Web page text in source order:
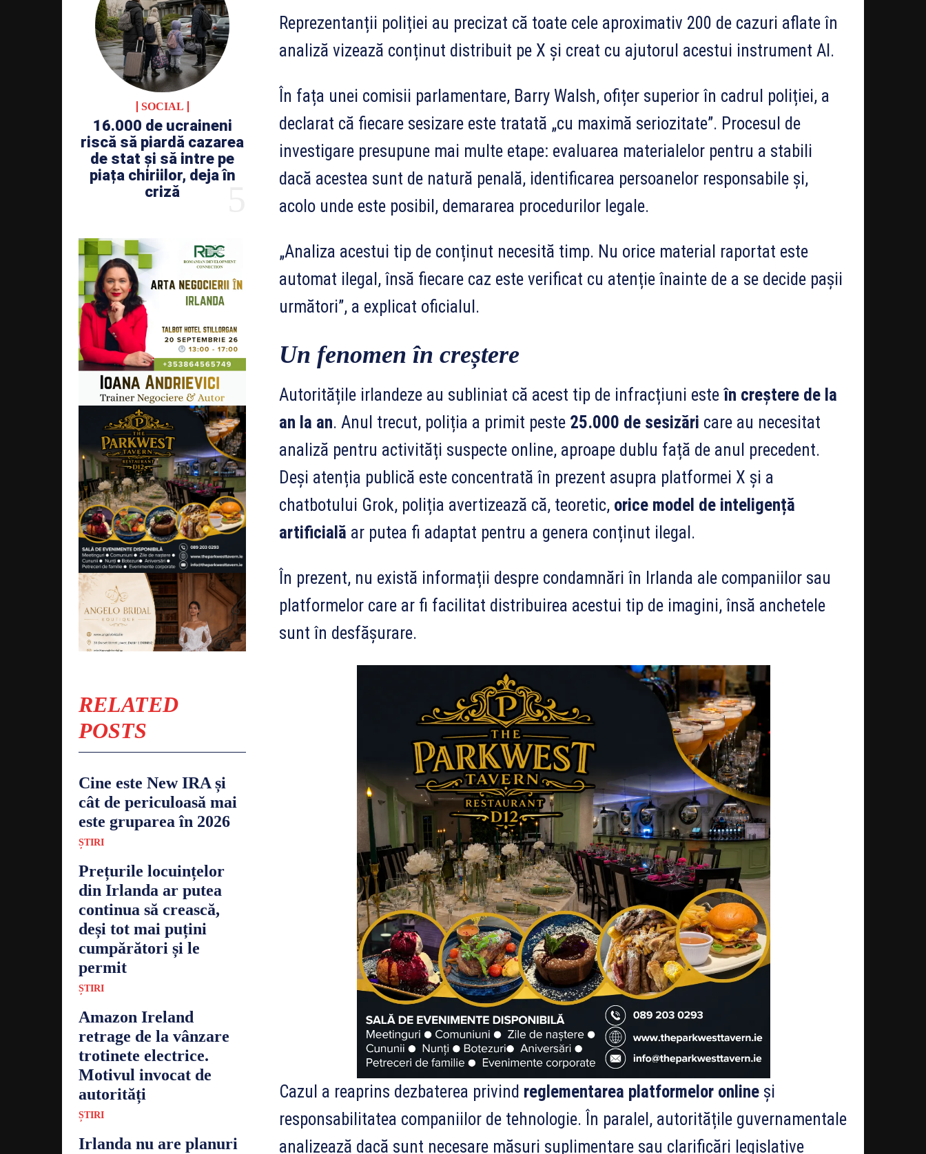
SOCIAL
16.000 de ucraineni
riscă să piardă cazarea
de stat și să intre pe
piața chiriilor, deja în
criză
RELATED
POSTS
Cine este New IRA și
cât de periculoasă mai
este gruparea în 2026
ȘTIRI
Prețurile locuințelor
din Irlanda ar putea
continua să crească,
deși tot mai puțini
cumpărători și le
permit
ȘTIRI
Amazon Ireland
retrage de la vânzare
trotinete electrice.
Motivul invocat de
autorități
ȘTIRI
Irlanda nu are planuri
Reprezentanții poliției au precizat că toate cele aproximativ 200 de cazuri aflate în
analiză vizează conținut distribuit pe X și creat cu ajutorul acestui instrument AI.
În fața unei comisii parlamentare, Barry Walsh, ofițer superior în cadrul poliției, a
declarat că fiecare sesizare este tratată „cu maximă seriozitate”. Procesul de
investigare presupune mai multe etape: evaluarea materialelor pentru a stabili
dacă acestea sunt de natură penală, identificarea persoanelor responsabile și,
acolo unde este posibil, demararea procedurilor legale.
„Analiza acestui tip de conținut necesită timp. Nu orice material raportat este
automat ilegal, însă fiecare caz este verificat cu atenție înainte de a se decide pașii
următori”, a explicat oficialul.
Un fenomen în creștere
Autoritățile irlandeze au subliniat că acest tip de infracțiuni esteîn creștere de la
an la an. Anul trecut, poliția a primit peste 25.000 de sesizări care au necesitat
analiză pentru activități suspecte online, aproape dublu față de anul precedent.
Deși atenția publică este concentrată în prezent asupra platformei X și a
chatbotului Grok, poliția avertizează că, teoretic, orice model de inteligență
artificială ar putea fi adaptat pentru a genera conținut ilegal.
În prezent, nu există informații despre condamnări în Irlanda ale companiilor sau
platformelor care ar fi facilitat distribuirea acestui tip de imagini, însă anchetele
sunt în desfășurare.
Cazul a reaprins dezbaterea privind reglementarea platformelor online și
responsabilitatea companiilor de tehnologie. În paralel, autoritățile guvernamentale
analizează dacă sunt necesare măsuri suplimentare sau clarificări legislative